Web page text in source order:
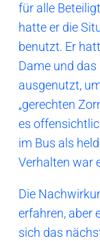
für alle
hatte er die
benutzt. Er
Dame und
ausgenutzt,
„gerechten
es
im Bus als
Verhalten war
Die
erfahren, aber
sich das